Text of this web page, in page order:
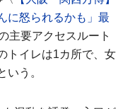
に怒られるかも」最
主要アクセスルート
トイレは1カ所で、女
いう。